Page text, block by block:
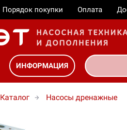
Порядок покупки Оплата
ИНФОРМАЦИЯ
Каталог Насосы дренажные